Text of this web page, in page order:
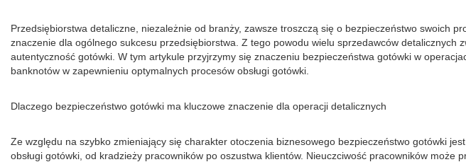
Przedsiębiorstwa detaliczne, niezależnie od branży, zawsze troszczą się o bezpieczeństwo swoich
znaczenie dla ogólnego sukcesu przedsiębiorstwa. Z tego powodu wielu sprzedawców detalicznych
autentyczność gotówki. W tym artykule przyjrzymy się znaczeniu bezpieczeństwa gotówki w
banknotów w zapewnieniu optymalnych procesów obsługi gotówki.
Dlaczego bezpieczeństwo gotówki ma kluczowe znaczenie dla operacji detalicznych
Ze względu na szybko zmieniający się charakter otoczenia biznesowego bezpieczeństwo gotówki
obsługi gotówki, od kradzieży pracowników po oszustwa klientów. Nieuczciwość pracowników